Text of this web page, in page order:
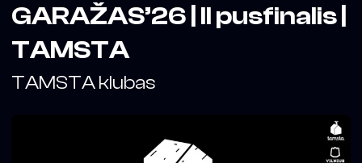
GARAŽAS’26 | II pusfinalis |
TAMSTA
TAMSTA klubas